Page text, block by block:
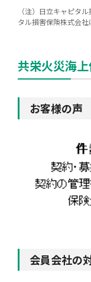
（注）日立キャピタ
タル損害保険株式会社
共栄火災海
お客様の声
会員会社の